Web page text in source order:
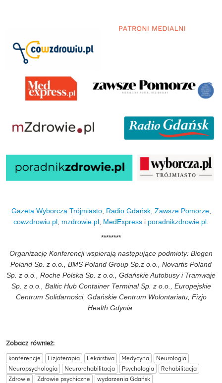
Gazeta Wyborcza Trójmiasto, Radio Gdańsk, Zawsze Pomorze,
cowzdrowiu.pl mzdrowie.pl MedExpress i poradnikzdrowie.pl
********
Organizację Konferencji wspierają następujące podmioty: Biogen
Poland Sp. z o.o., BMS Poland Group Sp.z o.o., Novartis Poland
Sp. z o.o., Roche Polska Sp. z o.o., Gdańskie Autobusy i Tramwaje
Sp. z o.o., Baltic Hub Container Terminal Sp. z o.o., Europejskie
Centrum Solidarności, Gdańskie Centrum Wolontariatu, Fizjo
Health Gdynia.
Zobacz również:
konferencje Fizjoterapia Lekarstwa Medycyna
Neurologia
Neuropsychologia
Neurorehabilitacja Psychologia
Rehabilitacja
Zdrowie
Zdrowie psychiczne wydarzenia Gdańsk